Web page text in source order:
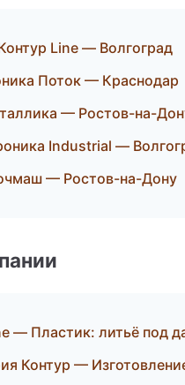
Line — Волгоград
Поток — Краснодар
— Ростов-на-
Industrial —
— Ростов-на-Дону
— Пластик: литьё под
Контур —